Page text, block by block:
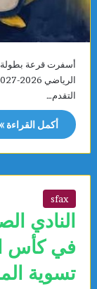
أسفرت قرعة بطولة
التقدم…
أكمل القراءة »
sfax
النادي
في كأس
تسوية